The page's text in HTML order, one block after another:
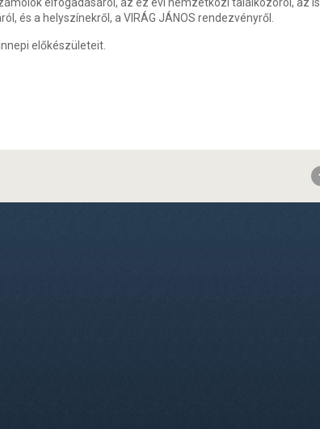
és a helyszínekről, a VIRÁG JÁNOS rendezvényről.
előkészületeit.